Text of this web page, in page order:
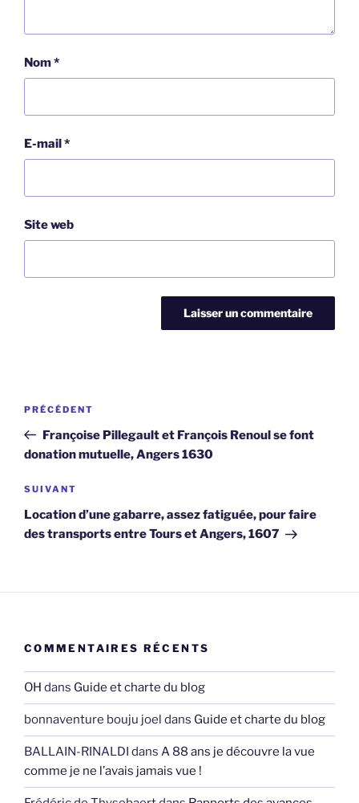
Nom*
E-mail*
Site web
Navigation
l’article
Article
précédent
PRÉCÉDENT
Françoise Pillegault et François Renoul se font
donation mutuelle, Angers 1630
Article
suivant
SUIVANT
Location d’une gabarre, assez fatiguée, pour faire
des transports entre Tours et Angers, 1607
COMMENTAIRES RÉCENTS
OH dans Guide et charte du blog
bonnaventure bouju joel dans Guide et charte du blog
BALLAIN-RINALDI dans A 88 ans je découvre la vue
comme je ne l’avais jamais vue !